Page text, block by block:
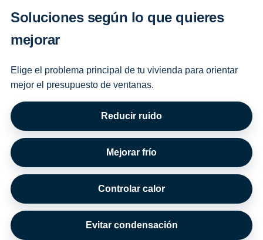
Soluciones según lo que quieres
mejorar
Elige el problema principal de tu vivienda para orientar
mejor el presupuesto de ventanas.
Reducir ruido
Mejorar frío
Controlar calor
Evitar condensación